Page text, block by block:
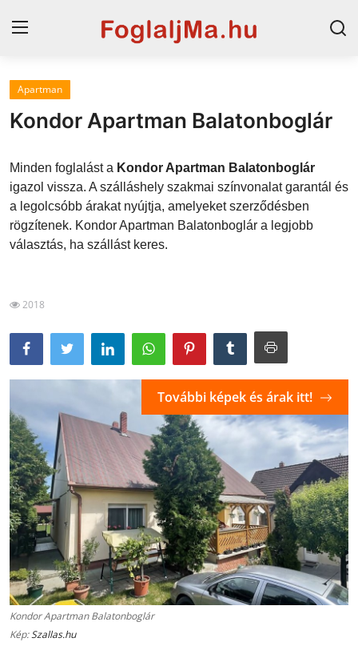
Magyarország
Horvát tengerpart
Horvátország
Szállások a Balatonon
Szállások Hajdúszoboszlón
Apartman
Kondor Apartman Balatonboglár
Minden foglalást a Kondor Apartman Balatonboglár
igazol vissza. A szálláshely szakmai színvonalat garantál és
a legolcsóbb árakat nyújtja, amelyeket szerződésben
rögzítenek. Kondor Apartman Balatonboglár a legjobb
választás, ha szállást keres.
2018
Kondor Apartman Balatonboglár
Kép:Szallas.hu
További képek és árak itt!